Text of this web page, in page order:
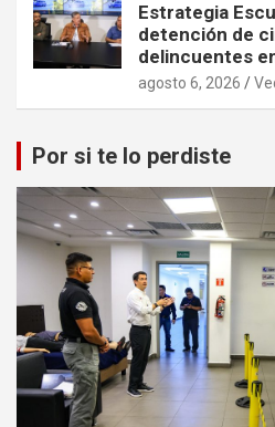
Estrategia
detención de
delincuentes
agosto 6, 2026
Por si te lo perdiste